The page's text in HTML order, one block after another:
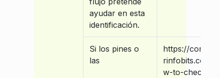
ayudar en esta
identificación.
Si los pines o
las
https://
rinfobits.com/
w-to-check-if-